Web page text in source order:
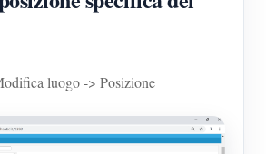
luogo -> Posizione